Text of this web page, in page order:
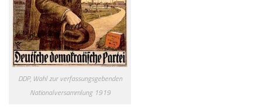
DDP, Wahl zur verfassungsgebenden
Nationalversammlung 1919